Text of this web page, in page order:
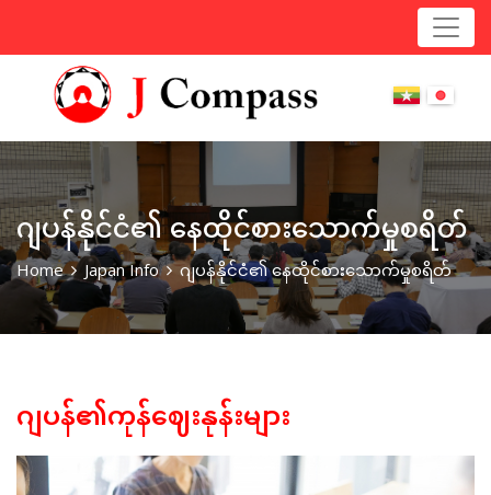
ဂျပန်နိုင်ငံ၏ နေထိုင်စားသောက်မှုစရိတ်
Home Japan Info ဂျပန်နိုင်ငံ၏ နေထိုင်စားသောက်မှုစရိတ်
ဂျပန်၏ကုန်ဈေးနုန်းများ